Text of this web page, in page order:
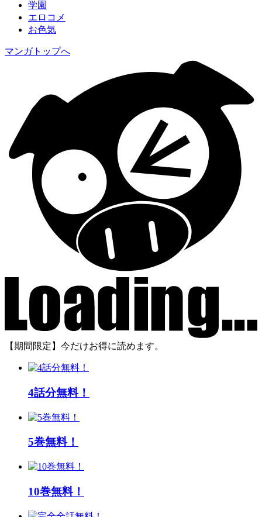
学園
エロコメ
お色気
マンガトップへ
【期間限定】今だけお得に読めます。
4話分無料！
5巻無料！
10巻無料！